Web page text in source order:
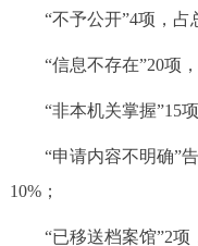
“不予公开”4项，占
“信息不存在”20项，
“非本机关掌握”15项
“申请内容不明确”告
10%；
“已移送档案馆”2项，